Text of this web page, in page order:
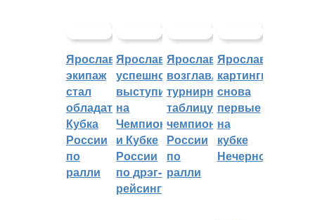
Ярославский
экипаж
стал
обладателем
Кубка
России
по
ралли
Ярославцы
успешно
выступили
на
Чемпионате
и Кубке
России
по дрэг-
рейсингу
Ярославцы
возглавляют
турнирную
таблицу
чемпионата
России
по
ралли
Ярославские
картингисты
снова
первые
на
кубке
Нечерноземья